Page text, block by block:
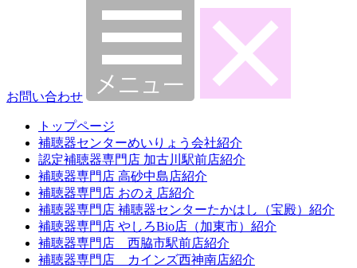
お問い合わせ
トップページ
補聴器センターめいりょう会社紹介
認定補聴器専門店 加古川駅前店紹介
補聴器専門店 高砂中島店紹介
補聴器専門店 おのえ店紹介
補聴器専門店 補聴器センターたかはし（宝殿）紹介
補聴器専門店 やしろBio店（加東市）紹介
補聴器専門店 西脇市駅前店紹介
補聴器専門店 カインズ西神南店紹介